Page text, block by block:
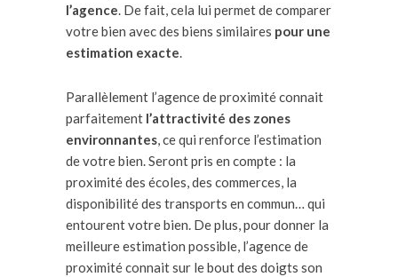
l’agence. De fait, cela lui permet de comparer
votre bien avec des biens similaires pour une
estimation exacte.
Parallèlement l’agence de proximité connait
parfaitement l’attractivité des zones
environnantes, ce qui renforce l’estimation
de votre bien. Seront pris en compte : la
proximité des écoles, des commerces, la
disponibilité des transports en commun… qui
entourent votre bien. De plus, pour donner la
meilleure estimation possible, l’agence de
proximité connait sur le bout des doigts son